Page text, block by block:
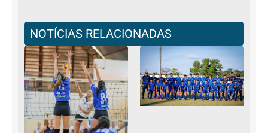
NOTÍCIAS RELACIONADAS